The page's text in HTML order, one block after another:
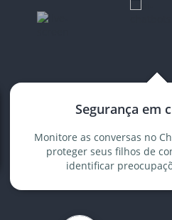
Segurança em
Monitore as conversas no
proteger seus filhos de
identificar